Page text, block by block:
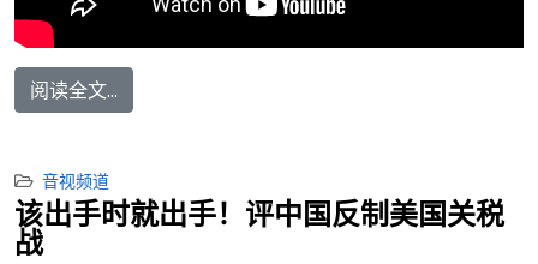
阅读全文...
音视频道
该出手时就出手！评中国反制美国关税
战